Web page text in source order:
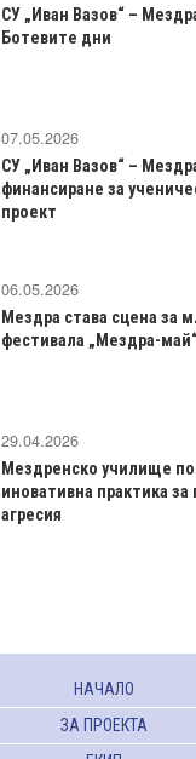
СУ „Иван Вазов“ –
Ботевите дни
07.05.2026
СУ „Иван Вазов“ –
финансиране за
проект
06.05.2026
Мездра става сцена за
фестивала „Мездра-
29.04.2026
Мездренско училище
иновативна практика за
агресия
НАЧАЛО
ЗА ПРОЕКТА